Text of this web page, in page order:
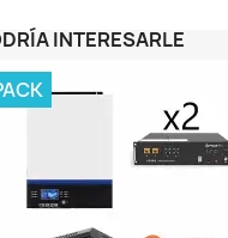
INTERESARLE